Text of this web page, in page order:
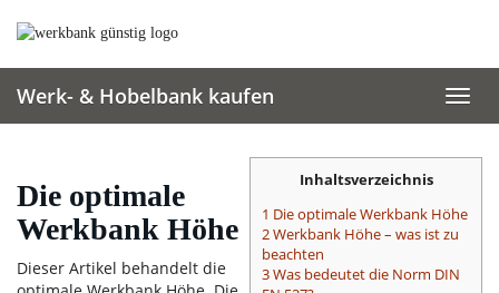
Werk- & Hobelbank kaufen
Inhaltsverzeichnis
1 Die optimale Werkbank Höhe
2 Werkbank Höhe – was ist zu
beachten
3 Was bedeutet die Norm DIN
Die optimale
Werkbank Höhe
Dieser Artikel behandelt die